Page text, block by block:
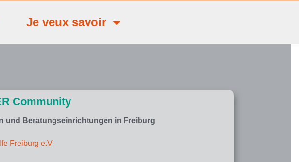
Je veux savoir
Community
und Beratungseinrichtungen in Freiburg
Freiburg e.V.